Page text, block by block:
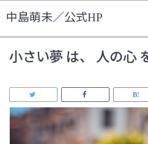
中島萌未／公式HP
小さい夢 は、 人の心